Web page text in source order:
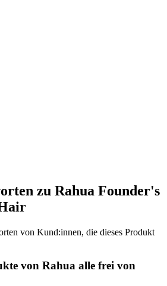
zu Rahua Founder's
von Kund:innen, die dieses Produkt
von Rahua alle frei von